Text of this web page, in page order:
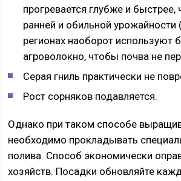
прогревается глубже и быстрее,
ранней и обильной
регионах наоборот используют
агроволокно, чтобы почва не
Серая гниль практически не
Рост сорняков подавляется.
Однако при таком способе
необходимо прокладывать
полива. Способ экономически
хозяйств. Посадки обновляйте